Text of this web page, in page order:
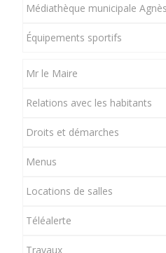
Médiathèque municipale
Équipements sportifs
Mr le Maire
Relations avec les habitants
Droits et démarches
Menus
Locations de salles
Téléalerte
Travaux